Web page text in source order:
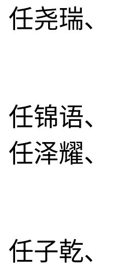
尧瑞、
锦语、
泽耀、
子乾、